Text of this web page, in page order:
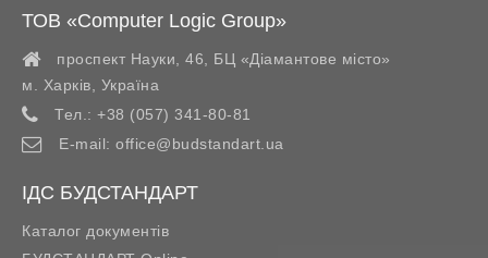
ТОВ «Computer Logic Group»
проспект Науки, 46, БЦ «Діамантове місто»
м. Харків
Україна
Тел.: +38 (057) 341-80-81
E-mail: office@budstandart.ua
ІДС БУДСТАНДАРТ
Каталог документів